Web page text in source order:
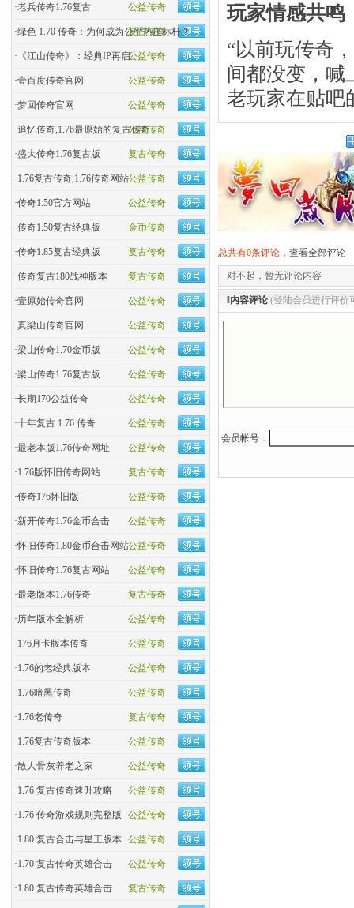
公益传奇
·老兵传奇1.76复古
复古传奇
·绿色 1.70 传奇：为何成为公平热血标杆？
公益传奇
· 《江山传奇》：经典IP再启
公益传奇
·壹百度传奇官网
公益传奇
·梦回传奇官网
公益传奇
·追忆传奇,1.76最原始的复古传奇
复古传奇
·盛大传奇1.76复古版
公益传奇
·1.76复古传奇,1.76传奇网站
公益传奇
·传奇1.50官方网站
金币传奇
·传奇1.50复古经典版
复古传奇
·传奇1.85复古经典版
复古传奇
·传奇复古180战神版本
公益传奇
·壹原始传奇官网
公益传奇
·真梁山传奇官网
公益传奇
·梁山传奇1.70金币版
公益传奇
·梁山传奇1.76复古版
公益传奇
·长期170公益传奇
公益传奇
·十年复古 1.76 传奇
公益传奇
·最老本版1.76传奇网址
复古传奇
·1.76版怀旧传奇网站
公益传奇
·传奇176怀旧版
公益传奇
·新开传奇1.76金币合击
公益传奇
·怀旧传奇1.80金币合击网站
公益传奇
·怀旧传奇1.76复古网站
复古传奇
·最老版本1.76传奇
公益传奇
·历年版本全解析
公益传奇
·176月卡版本传奇
公益传奇
·1.76的老经典版本
公益传奇
·1.76暗黑传奇
复古传奇
·1.76老传奇
公益传奇
·1.76复古传奇版本
公益传奇
·散人骨灰养老之家
公益传奇
·1.76 复古传奇速升攻略
公益传奇
·1.76 传奇游戏规则完整版
公益传奇
·1.80 复古合击与星王版本
公益传奇
·1.70 复古传奇英雄合击
复古传奇
·1.80 复古传奇英雄合击
玩家情感共鸣
“以前玩传奇
间都没变，
老玩家在贴吧
总共有0条评论， 查看全部评论
对不起，暂无评论内容
‖内容评论 (登陆会员进行评价
会员帐号：